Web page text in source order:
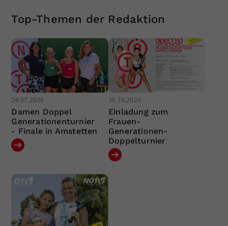
Top-Themen der Redaktion
28.07.2026
Damen Doppel
Generationenturnier
- Finale in Amstetten
30.10.2024
Einladung zum
Frauen-
Generationen-
Doppelturnier